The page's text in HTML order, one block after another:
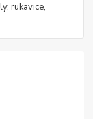
rukavice,